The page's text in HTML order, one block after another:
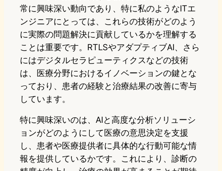
常に興味深い動向であり、特に私のようなITエ
ンジニアにとっては、これらの技術がどのよう
に実際の問題解決に貢献しているかを理解する
ことは重要です。RTLSやアダプティブAI、さら
にはデジタルセラピューティクスなどの技術
は、医療分野におけるイノベーションの鍵とな
っており、患者の経験と治療結果の改善に寄与
しています。
特に興味深いのは、AIと高度な分析ソリューシ
ョンがどのようにして医療の意思決定を支援
し、患者や医療提供者に具体的な行動可能な情
報を提供しているかです。これにより、診断の